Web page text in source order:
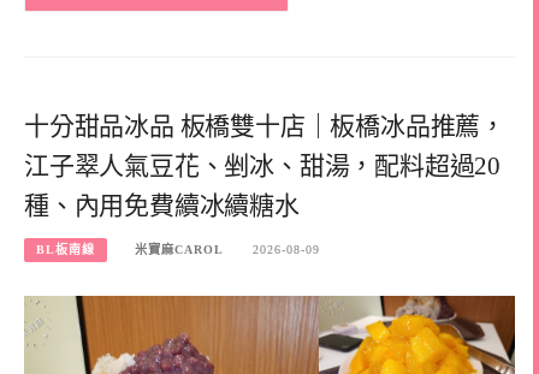
十分甜品冰品 板橋雙十店｜板橋冰品推薦，
江子翠人氣豆花、剉冰、甜湯，配料超過20
種、內用免費續冰續糖水
BL板南線 米寶麻CAROL 2026-08-09